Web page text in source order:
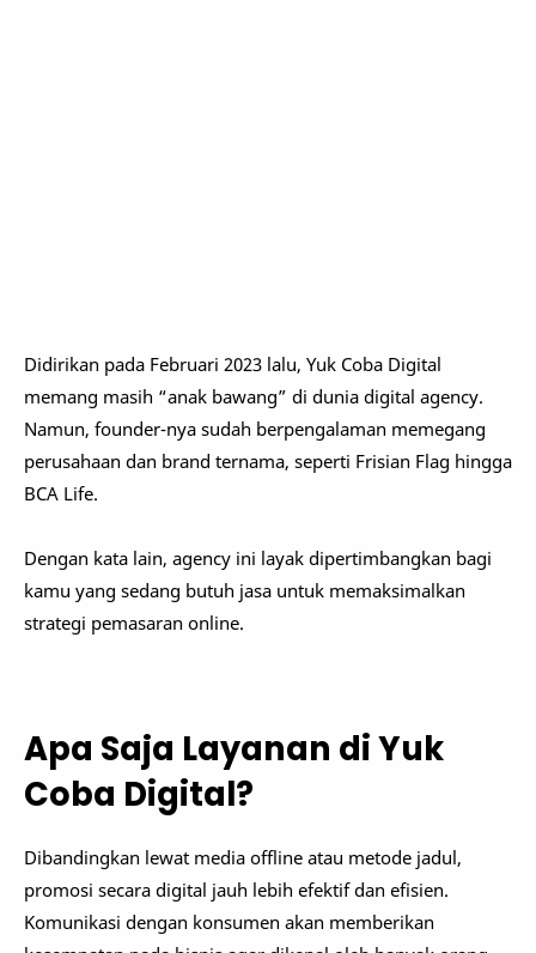
Didirikan pada Februari 2023 lalu, Yuk Coba Digital
memang masih “anak bawang” di dunia digital agency.
Namun, founder-nya sudah berpengalaman memegang
perusahaan dan brand ternama, seperti Frisian Flag hingga
BCA Life.
Dengan kata lain, agency ini layak dipertimbangkan bagi
kamu yang sedang butuh jasa untuk memaksimalkan
strategi pemasaran online.
Apa Saja Layanan di Yuk
Coba Digital?
Dibandingkan lewat media offline atau metode jadul,
promosi secara digital jauh lebih efektif dan efisien.
Komunikasi dengan konsumen akan memberikan